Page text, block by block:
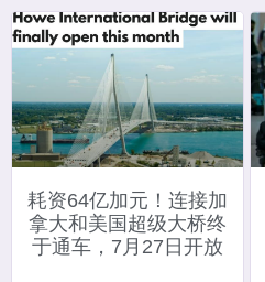
耗资64亿加元！连接加
拿大和美国超级大桥终
于通车，7月27日开放